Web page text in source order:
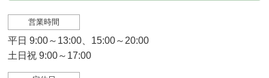
営業時間
平日 9:00～13:00、15:00～20:00
土日祝 9:00～17:00